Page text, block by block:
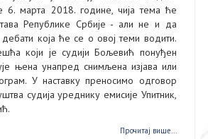
6. марта 2018. године, чија тема ће
Републике Србије - али не и да
дебати која ће се о овој теми водити.
који је судији Бољевић понуђен
њена унапред снимљена изјава или
У наставку преносимо одговор
судија уреднику емисије Упитник,
Прочитај више...